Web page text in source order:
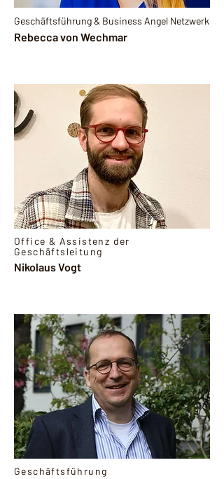
Geschäftsführung & Business Angel Netzwerk
Rebecca von Wechmar
Office & Assistenz der
Geschäftsleitung
Nikolaus Vogt
Geschäftsführung